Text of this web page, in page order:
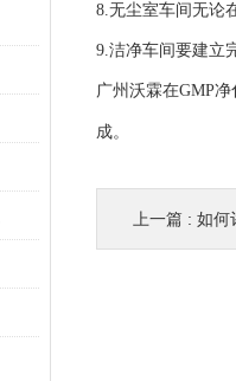
8.无尘室车间无论
9.洁净车间要建立
广州沃霖在GMP
成。
上一篇 : 如何